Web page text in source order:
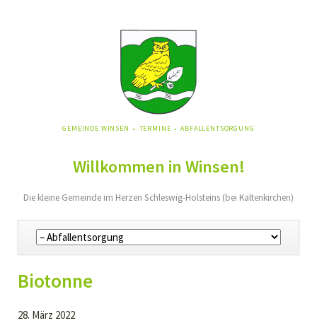
NAVIGATION
GEMEINDE WINSEN TERMINE ABFALLENTSORGUNG
Willkommen in Winsen!
Die kleine Gemeinde im Herzen Schleswig-Holsteins (bei Kaltenkirchen)
Navigation
überspringen
Biotonne
28. März 2022